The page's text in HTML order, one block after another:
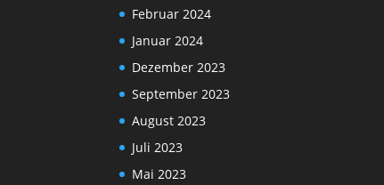
Februar 2024
Januar 2024
Dezember 2023
September 2023
August 2023
Juli 2023
Mai 2023